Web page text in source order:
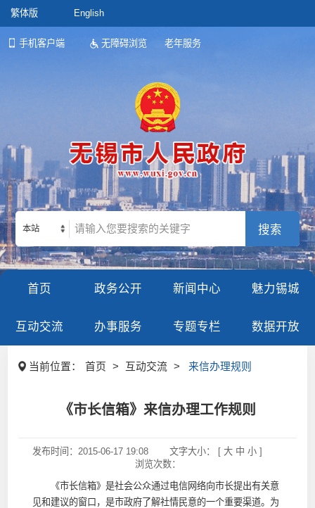
繁体版 English
手机客户端 无障碍浏览 老年服务
本站
首页 政务公开 新闻中心 魅力锡城
互动交流 办事服务 专题专栏 数据开放
当前位置： 首页 > 互动交流 > 来信办理规则
《市长信箱》来信办理工作规则
发布时间： 2015-06-17 19:08 文字大小： [ 大 中 小]
浏览次数：
《市长信箱》是社会公众通过电信网络向市长提出有关意
见和建议的窗口，是市政府了解社情民意的一个重要渠道。为